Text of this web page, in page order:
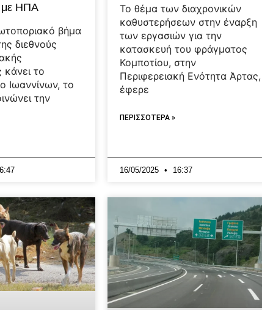
με ΗΠΑ
βήμα
διεθνούς
κάνει το
Ιωαννίνων, το
την
Το θέμα των διαχρονικών
καθυστερήσεων στην έναρξη
των εργασιών για την
κατασκευή του φράγματος
Κομποτίου, στην
Περιφερειακή Ενότητα Άρτας,
έφερε
ΠΕΡΙΣΣΟΤΕΡΑ »
16/05/2025 16:37